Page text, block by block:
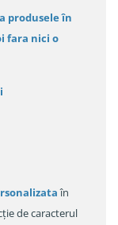
produsele în
fara nici o
în
de caracterul